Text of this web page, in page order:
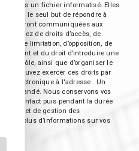
dans un fichier informatisé. Elles
dans le seul but de répondre à
seront communiquées aux
disposez de droits d’accès, de
de limitation, d’opposition, de
moment et du droit d’introduire une
contrôle, ainsi que d’organiser le
pouvez exercer ces droits par
électronique à l'adresse . Un
demandé. Nous conservons vos
de contact puis pendant la durée
et de gestion des
pour plus d’informations sur vos